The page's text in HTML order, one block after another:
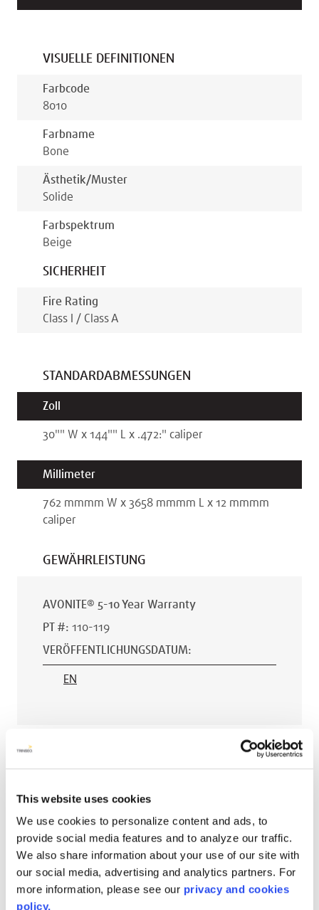
This website uses cookies
We use cookies to personalize content and ads, to
provide social media features and to analyze our traffic.
We also share information about your use of our site with
our social media, advertising and analytics partners. For
more information, please see our privacy and cookies
policy.
VISUELLE DEFINITIONEN
Farbcode
8010
Farbname
Bone
Ästhetik/muster
Solide
Farbspektrum
Beige
SICHERHEIT
Fire Rating
Class I / Class A
STANDARDABMESSUNGEN
Zoll
30"" W x 144"" L x .472:" caliper
Millimeter
762 mmmm W x 3658 mmmm L x 12 mmmm
caliper
GEWÄHRLEISTUNG
AVONITE® 5-10 Year Warranty
PT #: 110-119
VERÖFFENTLICHUNGSDATUM:
EN
VERÖFFENTLICHUNGSDATUM
EN
AVONITE® 10 YEAR ADVANC3